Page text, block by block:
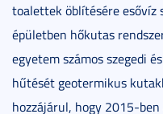
toalettek öblítésére esővíz
épületben hőkutas
egyetem számos szegedi
hűtését geotermikus
hozzájárul, hogy 2015-ben